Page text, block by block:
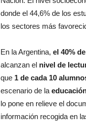
donde el 44,6% de los
los sectores más
En la Argentina, el 40%
alcanzan el nivel de
que 1 de cada 10
escenario de la
lo pone en relieve el
información recogida en